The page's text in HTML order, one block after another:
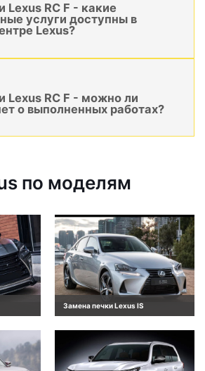
Lexus RC F - какие
услуги доступны в
Lexus?
Lexus RC F - можно ли
о выполненных работах?
по моделям
Замена печки Lexus IS